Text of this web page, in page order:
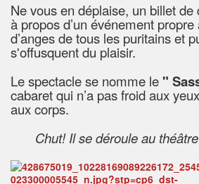
Nevous en déplaise, un billet de
à propos d’un événement
d’anges de tous les puritainset
s'offusquent du plaisir.
Le spectacle se nomme le "
cabaret qui n’a pas froid aux
aux corps.
Chut! Il se déroule au théâtre